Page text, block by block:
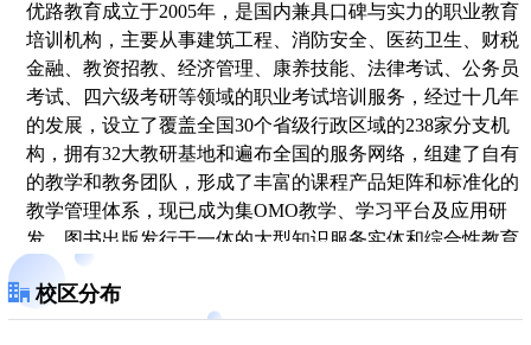
优路教育成立于2005年，是国内兼具口碑与实力的职业教育
培训机构，主要从事建筑工程、消防安全、医药卫生、财税
金融、教资招教、经济管理、康养技能、法律考试、公务员
考试、四六级考研等领域的职业考试培训服务，经过十几年
的发展，设立了覆盖全国30个省级行政区域的238家分支机
构，拥有32大教研基地和遍布全国的服务网络，组建了自有
的教学和教务团队，形成了丰富的课程产品矩阵和标准化的
教学管理体系，现已成为集OMO教学、学习平台及应用研
发、图书出版发行于一体的大型知识服务实体和综合性教育
服务机构。
校区分布